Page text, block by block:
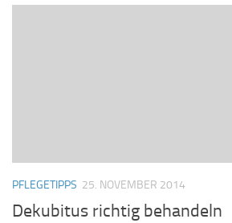
PFLEGETIPPS 25. NOVEMBER 2014
Dekubitus richtig behandeln